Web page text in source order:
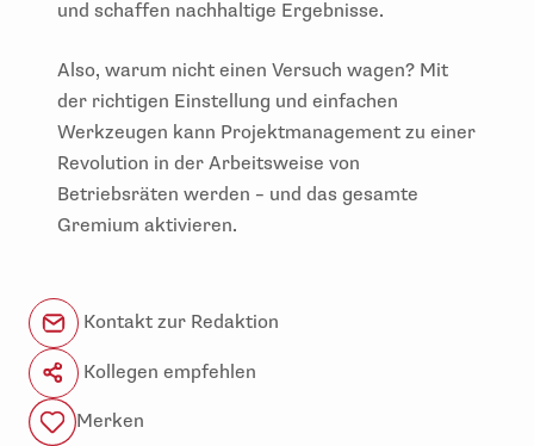
und schaffen nachhaltige Ergebnisse.
Also, warum nicht einen Versuch wagen? Mit
der richtigen Einstellung und einfachen
Werkzeugen kann Projektmanagement zu einer
Revolution in der Arbeitsweise von
Betriebsräten werden – und das gesamte
Gremium aktivieren.
Kontakt zur Redaktion
Kollegen empfehlen
Merken